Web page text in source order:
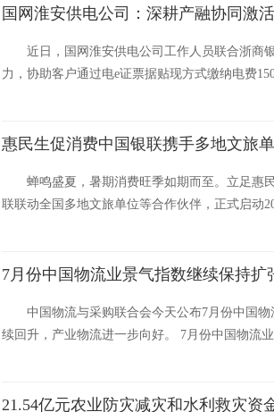
国网淮安供电公司：深耕产融协同激
近日，国网淮安供电公司工作人员联合浙商
力，协助客户通过电e证票据贴现方式缴纳电费
惠民生促消费中国银联携手多地文旅
蝉鸣盛夏，暑期消费旺季如期而至。立足惠
联联动全国多地文旅单位等合作伙伴，正式启动
7月份中国物流业景气指数继续保持扩
中国物流与采购联合会今天公布7月份中国
续回升，产业物流进一步向好。 7月份中国物流
21.54亿元农业防灾减灾和水利救灾资